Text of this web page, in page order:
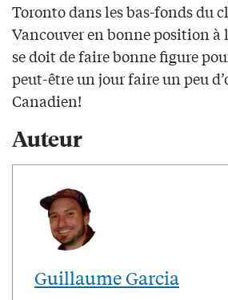
Toronto dans les bas-fonds du
Vancouver en bonne position à
se doit de faire bonne figure
peut-être un jour faire un peu
Canadien!
Auteur
Guillaume Garcia